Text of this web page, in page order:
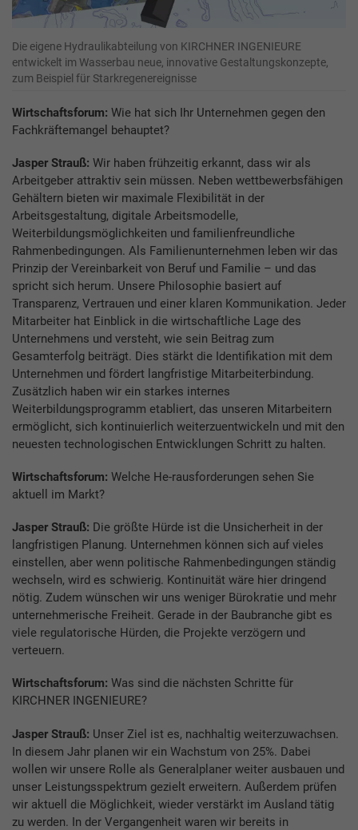
Die eigene Hydraulikabteilung von KIRCHNER INGENIEURE
entwickelt im Wasserbau neue, innovative Gestaltungskonzepte,
zum Beispiel für Starkregenereignisse
Wirtschaftsforum: Wie hat sich Ihr Unternehmen gegen den
Fachkräftemangel behauptet?
Jasper Strauß: Wir haben frühzeitig erkannt, dass wir als
Arbeitgeber attraktiv sein müssen. Neben wettbewerbsfähigen
Gehältern bieten wir maximale Flexibilität in der
Arbeitsgestaltung, digitale Arbeitsmodelle,
Weiterbildungsmöglichkeiten und familienfreundliche
Rahmenbedingungen. Als Familienunternehmen leben wir das
Prinzip der Vereinbarkeit von Beruf und Familie – und das
spricht sich herum. Unsere Philosophie basiert auf
Transparenz, Vertrauen und einer klaren Kommunikation. Jeder
Mitarbeiter hat Einblick in die wirtschaftliche Lage des
Unternehmens und versteht, wie sein Beitrag zum
Gesamterfolg beiträgt. Dies stärkt die Identifikation mit dem
Unternehmen und fördert langfristige Mitarbeiterbindung.
Zusätzlich haben wir ein starkes internes
Weiterbildungsprogramm etabliert, das unseren Mitarbeitern
ermöglicht, sich kontinuierlich weiterzuentwickeln und mit den
neuesten technologischen Entwicklungen Schritt zu halten.
Wirtschaftsforum: Welche He-rausforderungen sehen Sie
aktuell im Markt?
Jasper Strauß: Die größte Hürde ist die Unsicherheit in der
langfristigen Planung. Unternehmen können sich auf vieles
einstellen, aber wenn politische Rahmenbedingungen ständig
wechseln, wird es schwierig. Kontinuität wäre hier dringend
nötig. Zudem wünschen wir uns weniger Bürokratie und mehr
unternehmerische Freiheit. Gerade in der Baubranche gibt es
viele regulatorische Hürden, die Projekte verzögern und
verteuern.
Wirtschaftsforum: Was sind die nächsten Schritte für
KIRCHNER INGENIEURE?
Jasper Strauß: Unser Ziel ist es, nachhaltig weiterzuwachsen.
In diesem Jahr planen wir ein Wachstum von 25%. Dabei
wollen wir unsere Rolle als Generalplaner weiter ausbauen und
unser Leistungsspektrum gezielt erweitern. Außerdem prüfen
wir aktuell die Möglichkeit, wieder verstärkt im Ausland tätig
zu werden. In der Vergangenheit waren wir bereits in